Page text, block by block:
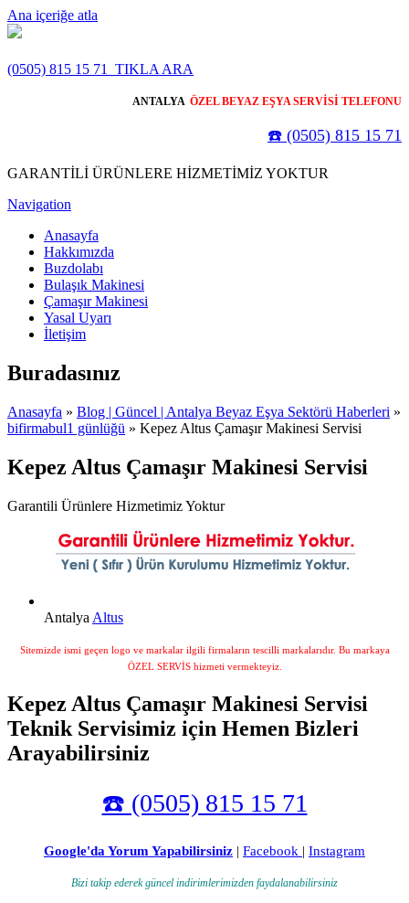
Ana içeriğe atla
(0505) 815 15 71 TIKLA ARA
ANTALYA ÖZEL BEYAZ EŞYA SERVİSİ TELEFONU
☎️ (0505) 815 15 71
GARANTİLİ ÜRÜNLERE HİZMETİMİZ YOKTUR
Navigation
Anasayfa
Hakkımızda
Buzdolabı
Bulaşık Makinesi
Çamaşır Makinesi
Yasal Uyarı
İletişim
Buradasınız
Anasayfa » Blog | Güncel | Antalya Beyaz Eşya Sektörü Haberleri »
bifirmabul1 günlüğü » Kepez Altus Çamaşır Makinesi Servisi
Kepez Altus Çamaşır Makinesi Servisi
Garantili Ürünlere Hizmetimiz Yoktur
Antalya Altus
Sitemizde ismi geçen logo ve markalar ilgili firmaların tescilli markalarıdır. Bu markaya
ÖZEL SERVİS hizmeti vermekteyiz.
Kepez Altus Çamaşır Makinesi Servisi
Teknik Servisimiz için Hemen Bizleri
Arayabilirsiniz
☎️ (0505) 815 15 71
Google'da Yorum Yapabilirsiniz | Facebook | Instagram
Bizi takip ederek güncel indirimlerimizden faydalanabilirsiniz